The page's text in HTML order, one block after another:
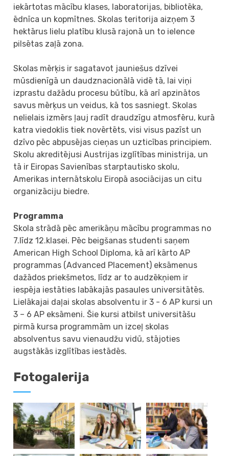
iekārtotas mācību klases, laboratorijas, bibliotēka,
ēdnīca un kopmītnes. Skolas teritorija aizņem 3
hektārus lielu platību klusā rajonā un to ielence
pilsētas zaļā zona.
Skolas mērķis ir sagatavot jauniešus dzīvei
mūsdienīgā un daudznacionālā vidē tā, lai viņi
izprastu dažādu procesu būtību, kā arī apzinātos
savus mērķus un veidus, kā tos sasniegt. Skolas
nelielais izmērs ļauj radīt draudzīgu atmosfēru, kurā
katra viedoklis tiek novērtēts, visi visus pazīst un
dzīvo pēc abpusējas cieņas un uzticības principiem.
Skolu akreditējusi Austrijas izglītības ministrija, un
tā ir Eiropas Savienības starptautisko skolu,
Amerikas internātskolu Eiropā asociācijas un citu
organizāciju biedre.
Programma
Skola strādā pēc amerikāņu mācību programmas no
7.līdz 12.klasei. Pēc beigšanas studenti saņem
American High School Diploma, kā arī kārto AP
programmas (Advanced Placement) eksāmenus
dažādos priekšmetos, līdz ar to audzēkņiem ir
iespēja iestāties labākajās pasaules universitātēs.
Lielākajai daļai skolas absolventu ir 3 - 6 AP kursi un
3 – 6 AP eksāmeni. Šie kursi atbilst universitāšu
pirmā kursa programmām un izceļ skolas
absolventus savu vienaudžu vidū, stājoties
augstākās izglītības iestādēs.
Fotogalerija